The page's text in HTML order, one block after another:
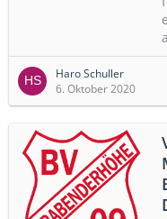
Nachruf - Der BV
Rolf Klocke
23. März 2026 487
Haro Schuller
6. Oktober 2020